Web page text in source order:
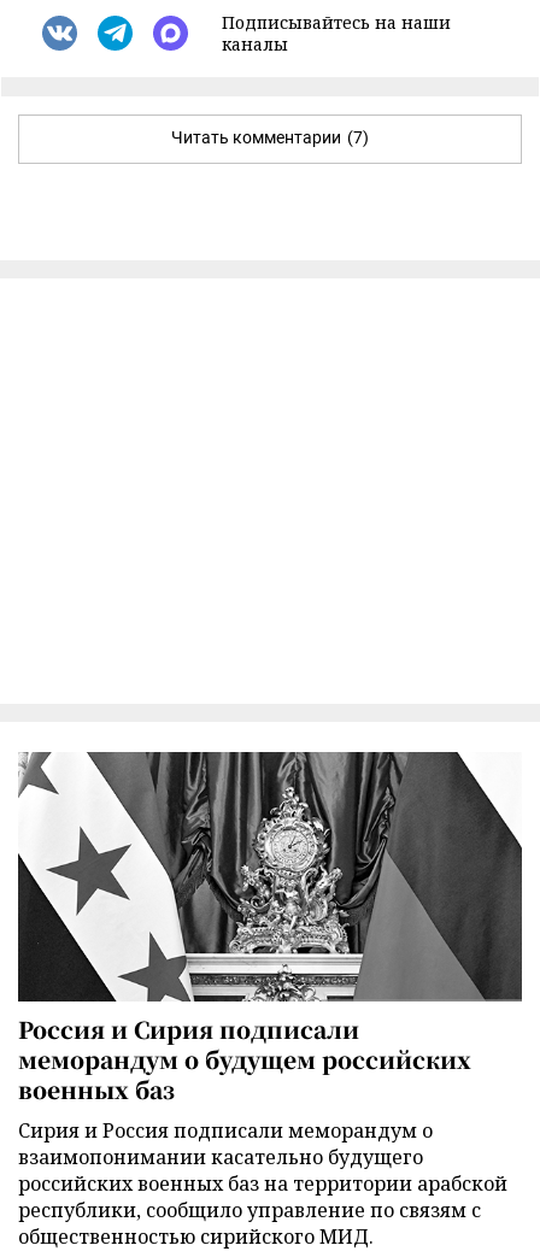
Подписывайтесь на наши
каналы
Читать комментарии (7)
Россия и Сирия подписали
меморандум о будущем российских
военных баз
Сирия и Россия подписали меморандум о
взаимопонимании касательно будущего
российских военных баз на территории арабской
республики, сообщило управление по связям с
общественностью сирийского МИД.